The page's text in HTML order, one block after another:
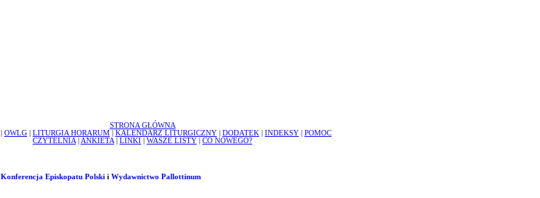
STRONA GŁÓWNA
OWLG LITURGIA HORARUM KALENDARZ LITURGICZNY DODATEK INDEKSY
POMOC
CZYTELNIA
ANKIETA LINKI WASZE LISTY CO NOWEGO?
Konferencja Episkopatu Polskii Wydawnictwo Pallottinum